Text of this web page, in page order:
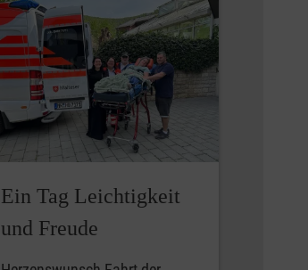
Ein Tag Leichtigkeit
und Freude